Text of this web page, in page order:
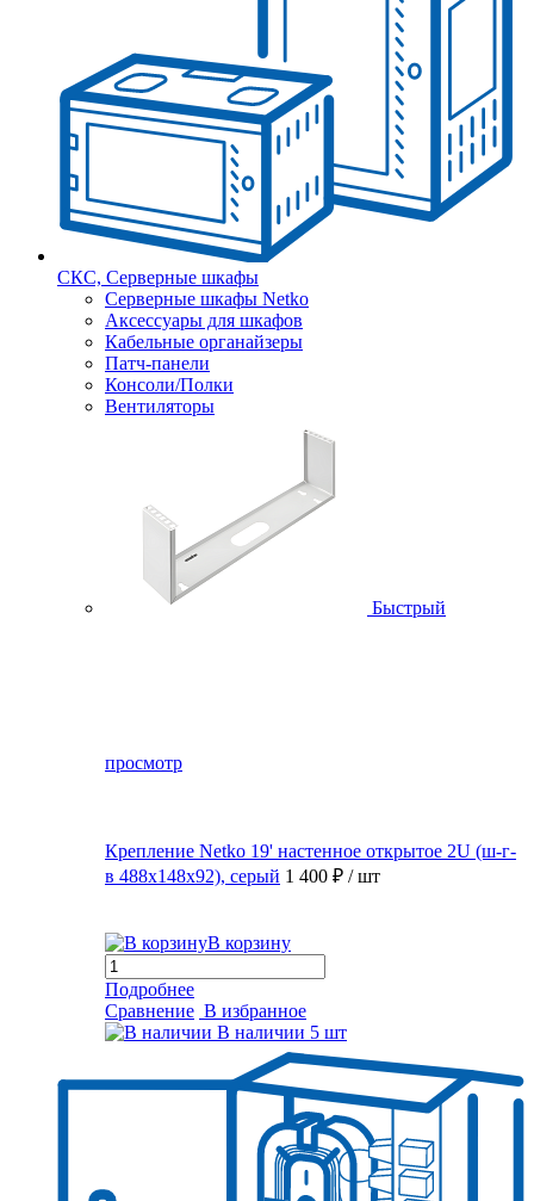
СКС, Серверные шкафы
Серверные шкафы Netko
Аксессуары для шкафов
Кабельные органайзеры
Патч-панели
Консоли/Полки
Вентиляторы
Быстрый
просмотр
Крепление Netko 19' настенное открытое 2U (ш-г-
в 488х148х92), серый 1 400 ₽ / шт
В корзину
Подробнее
Сравнение В избранное
В наличии 5 шт